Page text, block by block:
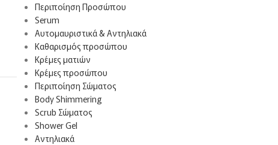
Περιποίηση Προσώπου
Serum
Αυτομαυριστικά & Αντηλιακά
Καθαρισμός προσώπου
Κρέμες ματιών
Κρέμες προσώπου
Περιποίηση Σώματος
Body Shimmering
Scrub Σώματος
Shower Gel
Αντηλιακά